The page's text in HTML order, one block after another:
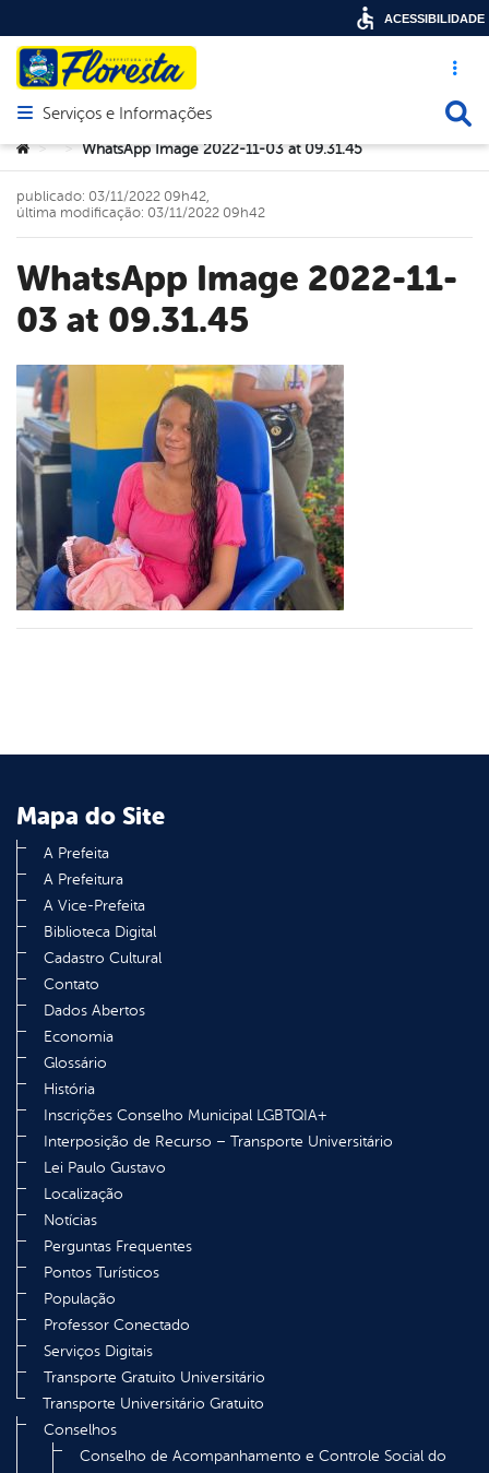
Acesso
Abrir menu principal de navegação
Serviços e Informações
Você está aqui:
> > WhatsApp Image 2022-11-03 at 09.31.45
WhatsApp Image 2022-11-
03 at 09.31.45
publicado: 03/11/2022 09h42,
última modificação: 03/11/2022 09h42
Mapa do Site
A Prefeita
A Prefeitura
A Vice-Prefeita
Biblioteca Digital
Cadastro Cultural
Contato
Dados Abertos
Economia
Glossário
História
Inscrições Conselho Municipal LGBTQIA+
Interposição de Recurso – Transporte Universitário
Lei Paulo Gustavo
Localização
Notícias
Perguntas Frequentes
Pontos Turísticos
População
Professor Conectado
Serviços Digitais
Transporte Gratuito Universitário
Transporte Universitário Gratuito
Conselhos
Conselho de Acompanhamento e Controle Social do
ACESSIBILIDADE